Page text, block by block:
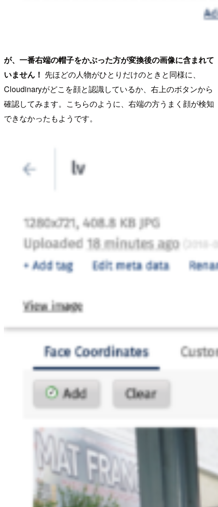
が、一番右端の帽子をかぶった方が変換後の画像に含まれて
いません！ 先ほどの人物がひとりだけのときと同様に、
Cloudinaryがどこを顔と認識しているか、右上のボタンから
確認してみます。こちらのように、右端の方うまく顔が検知
できなかったもようです。